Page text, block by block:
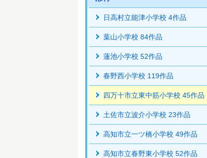
日高村立能津小学校 4作品
葉山小学校 84作品
蓮池小学校 52作品
春野西小学校 119作品
四万十市立東中筋小学校 45作品
土佐市立波介小学校 23作品
高知市立一ツ橋小学校 49作品
高知市立春野東小学校 52作品